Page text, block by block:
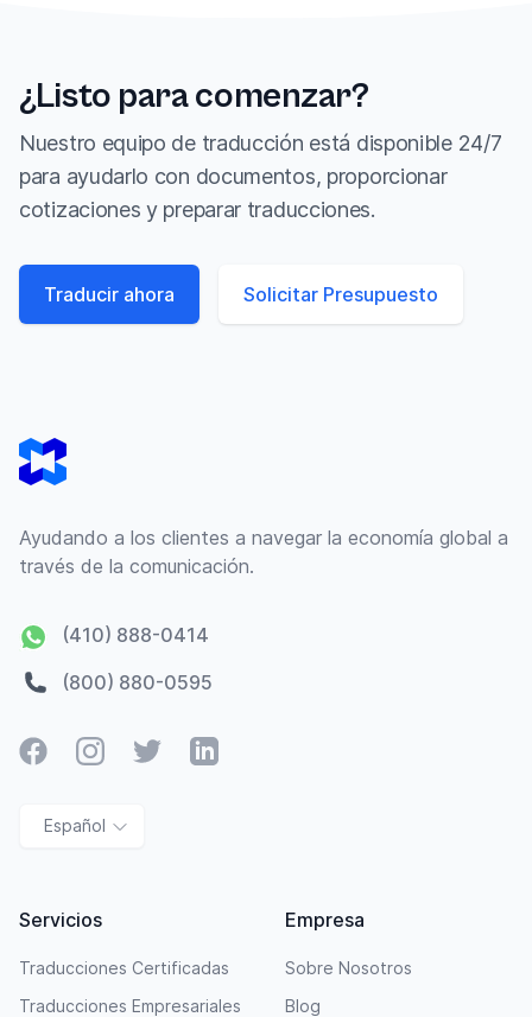
¿Listo para comenzar?
Nuestro equipo de traducción está disponible 24/7
para ayudarlo con documentos, proporcionar
cotizaciones y preparar traducciones.
Traducir ahora Solicitar Presupuesto
Ayudando a los clientes a navegar la economía global a
través de la comunicación.
(410) 888-0414
(800) 880-0595
FacebookInstagramTwitter LinkedIn
Español
Servicios
Traducciones Certificadas
Traducciones Empresariales
Empresa
Sobre Nosotros
Blog